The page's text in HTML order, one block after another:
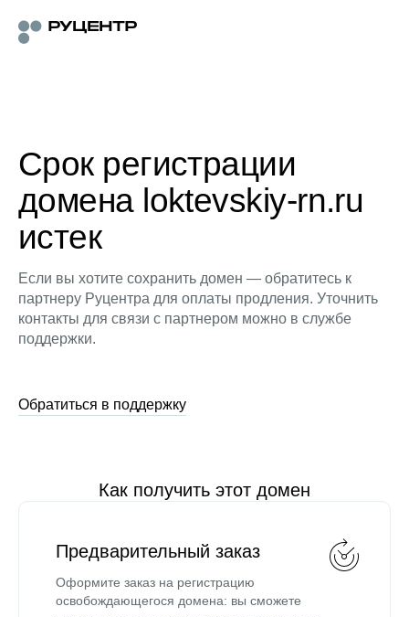
Срок регистрации
домена loktevskiy-rn.ru
истек
Если вы хотите сохранить домен — обратитесь к
партнеру Руцентра для оплаты продления. Уточнить
контакты для связи с партнером можно в службе
поддержки.
Обратиться в поддержку
Как получить этот домен
Предварительный заказ
Оформите заказ на регистрацию
освобождающегося домена: вы сможете